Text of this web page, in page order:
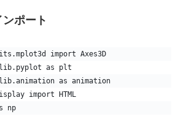
ポート
import Axes3D
as plt
as animation
import HTML
np